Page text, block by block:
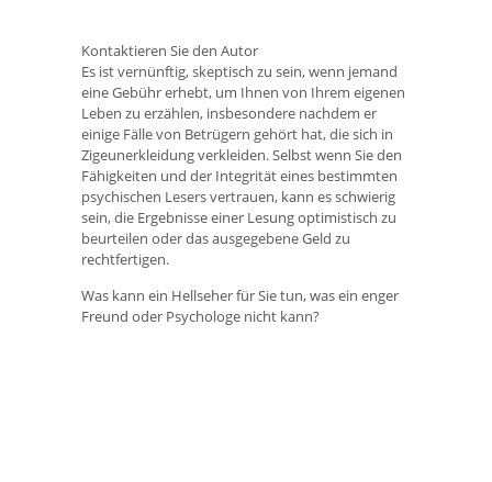
Kontaktieren Sie den Autor
Es ist vernünftig, skeptisch zu sein, wenn jemand
eine Gebühr erhebt, um Ihnen von Ihrem eigenen
Leben zu erzählen, insbesondere nachdem er
einige Fälle von Betrügern gehört hat, die sich in
Zigeunerkleidung verkleiden. Selbst wenn Sie den
Fähigkeiten und der Integrität eines bestimmten
psychischen Lesers vertrauen, kann es schwierig
sein, die Ergebnisse einer Lesung optimistisch zu
beurteilen oder das ausgegebene Geld zu
rechtfertigen.
Was kann ein Hellseher für Sie tun, was ein enger
Freund oder Psychologe nicht kann?